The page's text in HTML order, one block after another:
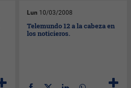
Lun 10/03/2008
Telemundo 12 a la cabeza en
los noticieros.